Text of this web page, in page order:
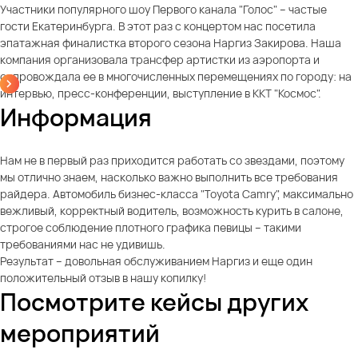
Участники популярного шоу Первого канала "Голос" – частые
гости Екатеринбурга. В этот раз с концертом нас посетила
эпатажная финалистка второго сезона Наргиз Закирова. Наша
компания организовала трансфер артистки из аэропорта и
сопровождала ее в многочисленных перемещениях по городу: на
интервью, пресс-конференции, выступление в ККТ "Космос".
Информация
Нам не в первый раз приходится работать со звездами, поэтому
мы отлично знаем, насколько важно выполнить все требования
райдера. Автомобиль бизнес-класса "Toyota Camry", максимально
вежливый, корректный водитель, возможность курить в салоне,
строгое соблюдение плотного графика певицы – такими
требованиями нас не удивишь.
Результат – довольная обслуживанием Наргиз и еще один
положительный отзыв в нашу копилку!
Посмотрите кейсы других
мероприятий